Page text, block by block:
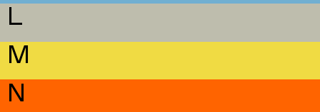
L
M
N